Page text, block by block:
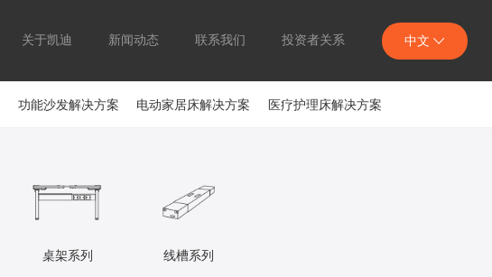
关于凯迪 新闻动态 联系我们 投资者关系 中文
医疗护理床解决方案
电动家居床解决方案
功能沙发解决方案
桌架系列 线槽系列